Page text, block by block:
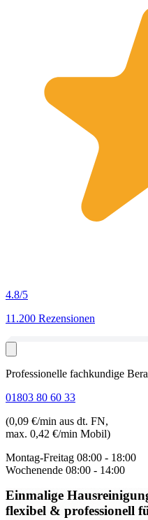
4.8/5
11.200 Rezensionen
Professionelle fachkundige
01803 80 60 33
(0,09 €/min aus dt. FN,
max. 0,42 €/min Mobil)
Montag-Freitag 08:00 - 18:00
Wochenende 08:00 - 14:00
Einmalige
flexibel & professionell